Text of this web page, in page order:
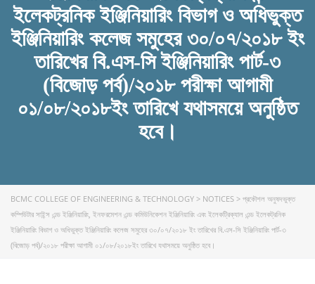
ইলেকট্রনিক ইঞ্জিনিয়ারিং বিভাগ ও অধিভুক্ত
ইঞ্জিনিয়ারিং কলেজ সমুহের ৩০/০৭/২০১৮ ইং
তারিখের বি.এস-সি ইঞ্জিনিয়ারিং পার্ট-৩
(বিজোড় পর্ব)/২০১৮ পরীক্ষা আগামী
০১/০৮/২০১৮ইং তারিখে যথাসময়ে অনুষ্ঠিত
হবে।
BCMC COLLEGE OF ENGINEERING & TECHNOLOGY > NOTICES > প্রকৌশল অনুষদভুক্ত
কম্পিউটার সাইন্স এন্ড ইঞ্জিনিয়ারিং, ইনফরমেশন এন্ড কমিউনিকেশন ইঞ্জিনিয়ারিং এবং ইলেকট্রিক্যাল এন্ড ইলেকট্রনিক
ইঞ্জিনিয়ারিং বিভাগ ও অধিভুক্ত ইঞ্জিনিয়ারিং কলেজ সমুহের ৩০/০৭/২০১৮ ইং তারিখের বি.এস-সি ইঞ্জিনিয়ারিং পার্ট-৩
(বিজোড় পর্ব)/২০১৮ পরীক্ষা আগামী ০১/০৮/২০১৮ইং তারিখে যথাসময়ে অনুষ্ঠিত হবে।
FACEBOOK PRIMARY PAGE
FACEBOOK SECONDARY PAGE
USEFUL LINKS
Ministry of Education
University of Rajshahi